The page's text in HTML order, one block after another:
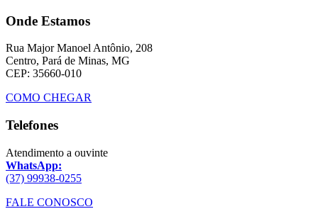
Onde Estamos
Rua Major Manoel Antônio, 208
Centro, Pará de Minas, MG
CEP: 35660-010
COMO CHEGAR
Telefones
Atendimento a ouvinte
WhatsApp:
(37) 99938-0255
FALE CONOSCO